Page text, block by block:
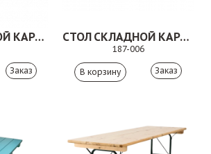
СТОЛ СКЛАДНОЙ КАРИБЫ 2
Заказ
СТОЛ СКЛАДНОЙ КАРИБЫ
187-006
Заказ